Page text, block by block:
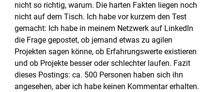
nicht so richtig, warum. Die harten Fakten liegen noch
nicht auf dem Tisch. Ich habe vor kurzem den Test
gemacht: Ich habe in meinem Netzwerk auf LinkedIn
die Frage gepostet, ob jemand etwas zu agilen
Projekten sagen könne, ob Erfahrungswerte existieren
und ob Projekte besser oder schlechter laufen. Fazit
dieses Postings: ca. 500 Personen haben sich ihn
angesehen, aber ich habe keinen Kommentar erhalten.